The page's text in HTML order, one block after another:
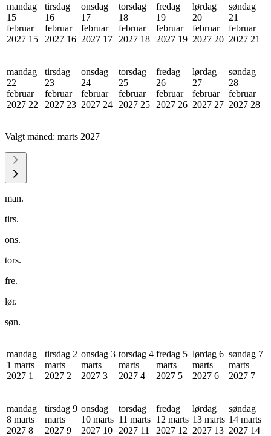
mandag
15
februar
2027 15
tirsdag
16
februar
2027 16
onsdag
17
februar
2027 17
torsdag
18
februar
2027 18
fredag
19
februar
2027 19
lørdag
20
februar
2027 20
søndag
21
februar
2027 21
mandag
22
februar
2027 22
tirsdag
23
februar
2027 23
onsdag
24
februar
2027 24
torsdag
25
februar
2027 25
fredag
26
februar
2027 26
lørdag
27
februar
2027 27
søndag
28
februar
2027 28
Valgt måned: marts 2027
man.
tirs.
ons.
tors.
fre.
lør.
søn.
mandag
1 marts
2027 1
tirsdag 2
marts
2027 2
onsdag 3
marts
2027 3
torsdag 4
marts
2027 4
fredag 5
marts
2027 5
lørdag 6
marts
2027 6
søndag 7
marts
2027 7
mandag
8 marts
2027 8
tirsdag 9
marts
2027 9
onsdag
10 marts
2027 10
torsdag
11 marts
2027 11
fredag
12 marts
2027 12
lørdag
13 marts
2027 13
søndag
14 marts
2027 14